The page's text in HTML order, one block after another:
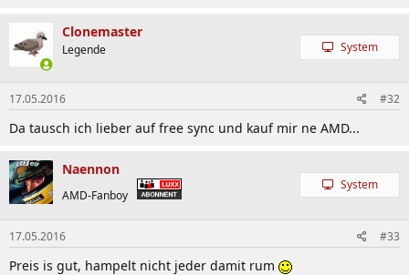
Clonemaster
Legende System
17.05.2016 #32
Da tausch ich lieber auf free sync und kauf mir ne AMD...
Naennon
AMD-Fanboy
System
17.05.2016 #33
Preis is gut, hampelt nicht jeder damit rum